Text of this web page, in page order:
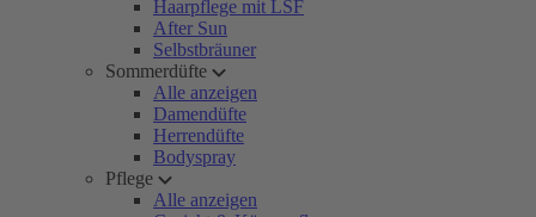
Haarpflege mit LSF
After Sun
Selbstbräuner
Sommerdüfte
Alle anzeigen
Damendüfte
Herrendüfte
Bodyspray
Pflege
Alle anzeigen